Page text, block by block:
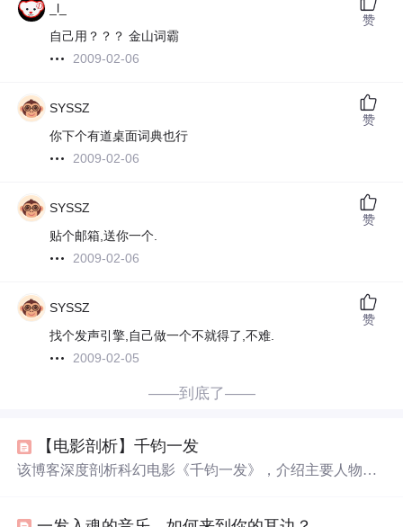
_l_
自己用？？？ 金山词霸
2009-02-06
赞
SYSSZ
你下个有道桌面词典也行
2009-02-06
赞
SYSSZ
贴个邮箱,送你一个.
2009-02-06
赞
SYSSZ
找个发声引擎,自己做一个不就得了,不难.
2009-02-05
赞
——到底了——
【电影剖析】千钧一发
该博客深度剖析科幻电影《千钧一发》，介绍主要人物，